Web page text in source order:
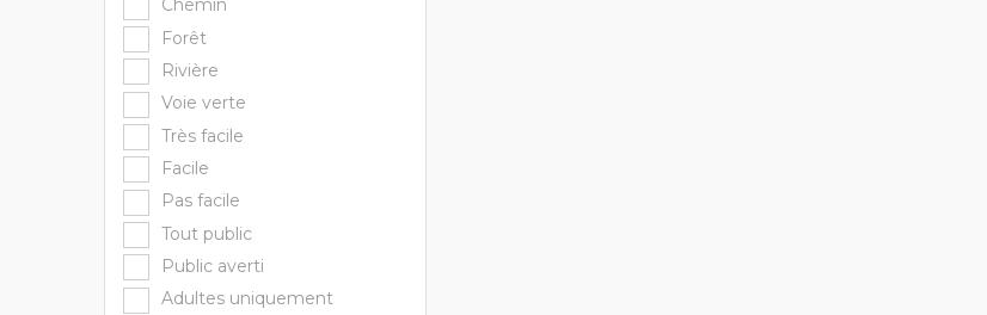
Chemin
Forêt
Rivière
Voie verte
Très facile
Facile
Pas facile
Tout public
Public averti
Adultes uniquement